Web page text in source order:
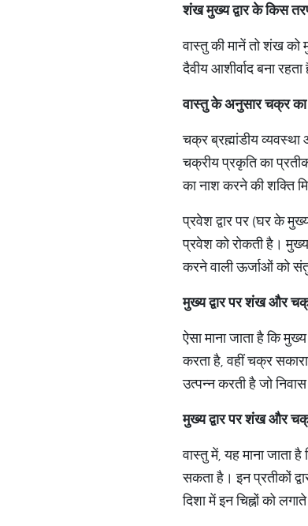
शंख मुख्य द्वार के किस
वास्तु की मानें तो शंख
दैवीय आशीर्वाद बना रहता
वास्तु के अनुसार चक्र का
चक्र ब्रह्मांडीय व्यवस्था
चक्रीय प्रकृति का
का नाश करने की शक्ति
प्रवेश द्वार पर (घर के
प्रवेश को रोकती है।
करने वाली ऊर्जाओं को
मुख्य द्वार पर शंख और
ऐसा माना जाता है कि
करता है, वहीं चक्र
उत्पन्न करती है जो
मुख्य द्वार पर शंख और
वास्तु में, यह माना
सकता है। इन प्रतीकों
दिशा में इन चिह्नों को